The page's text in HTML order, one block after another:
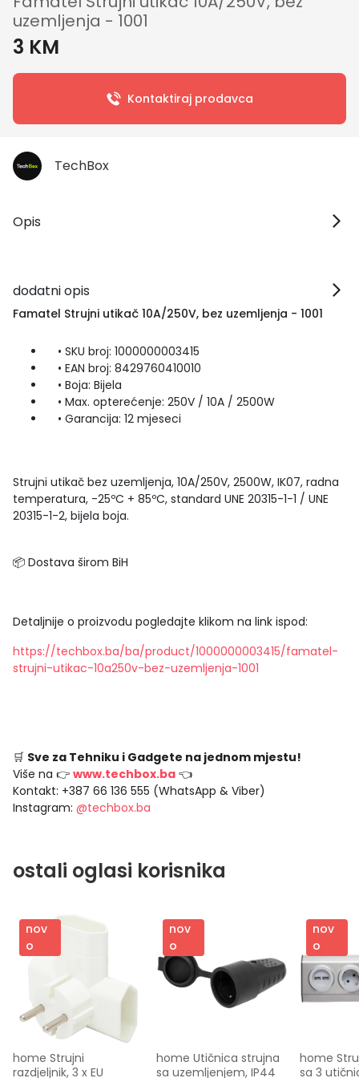
uzemljenja - 1001
3 KM
Kontaktiraj prodavca
TechBox
Opis
dodatni opis
Famatel Strujni utikač 10A/250V, bez uzemljenja - 1001
• SKU broj: 1000000003415
• EAN broj: 8429760410010
• Boja: Bijela
• Max. opterećenje: 250V / 10A / 2500W
• Garancija: 12 mjeseci
Strujni utikač bez uzemljenja, 10A/250V, 2500W, IK07, radna
temperatura, -25ºC + 85ºC, standard UNE 20315-1-1 / UNE
20315-1-2, bijela boja.
📦 Dostava širom BiH
Detaljnije o proizvodu pogledajte klikom na link ispod:
https://techbox.ba/ba/product/1000000003415/famatel-
strujni-utikac-10a250v-bez-uzemljenja-1001
🛒 Sve za Tehniku i Gadgete na jednom mjestu!
Više na 👉 www.techbox.ba 👈
Kontakt: +387 66 136 555 (WhatsApp & Viber)
Instagram: @techbox.ba
ostali oglasi korisnika
nov
o
home Strujni
razdjeljnik, 3 x EU
nov
o
home Utičnica strujna
sa uzemljenjem, IP44
nov
o
home
sa 3